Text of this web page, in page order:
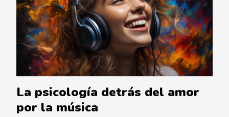
La psicología detrás del amor
por la música